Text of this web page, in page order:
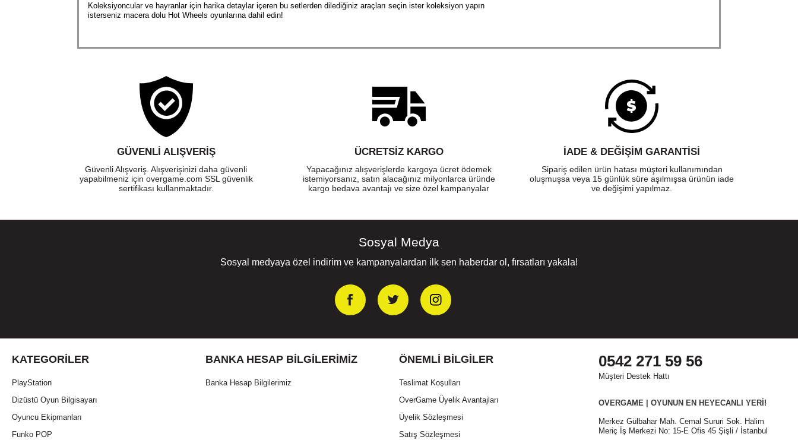
Koleksiyoncular ve hayranlar için harika detaylar içeren bu setlerden dilediğiniz araçları seçin ister koleksiyon yapın
isterseniz macera dolu Hot Wheels oyunlarına dahil edin!
GÜVENLI ALIŞVERIŞ
Güvenli Alışveriş. Alışverişinizi daha güvenli
yapabilmeniz için overgame.com SSL güvenlik
sertifikası kullanmaktadır.
ÜCRETSIZ KARGO
Yapacağınız alışverişlerde kargoya ücret ödemek
istemiyorsanız, satın alacağınız milyonlarca üründe
kargo bedava avantajı ve size özel kampanyalar
İADE & DEĞİŞİM GARANTİSİ
Sipariş edilen ürün hatası müşteri kullanımından
oluşmuşsa veya 15 günlük süre aşılmışsa ürünün iade
ve değişimi yapılmaz.
Sosyal Medya
Sosyal medyaya özel indirim ve kampanyalardan ilk sen haberdar ol, fırsatları yakala!
KATEGORILER
PlayStation
Dizüstü Oyun Bilgisayarı
Oyuncu Ekipmanları
Funko POP
BANKA HESAP BILGILERIMIZ
Banka Hesap Bilgilerimiz
ÖNEMLI BILGILER
Teslimat Koşulları
OverGame Üyelik Avantajları
Üyelik Sözleşmesi
Satış Sözleşmesi
0542 271 59 56
Müşteri Destek Hattı
OVERGAME | OYUNUN EN HEYECANLI YERİ!
Merkez Gülbahar Mah. Cemal Sururi Sok. Halim
Meriç İş Merkezi No: 15-E Ofis 45 Şişli / İstanbul